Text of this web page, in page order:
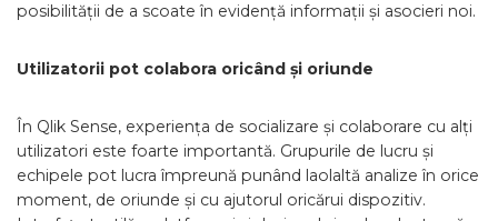
posibilității de a scoate în evidență informații și asocieri noi.
Utilizatorii pot colabora oricând și oriunde
În Qlik Sense, experiența de socializare și colaborare cu alți
utilizatori este foarte importantă. Grupurile de lucru și
echipele pot lucra împreună punând laolaltă analize în orice
moment, de oriunde și cu ajutorul oricărui dispozitiv.